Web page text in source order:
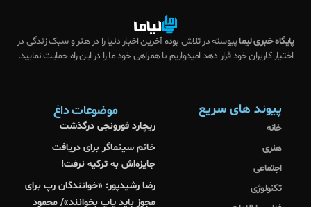
پایگاه خبری لیماپیوسته در تلاش بوده آخرین اخبار دنیا را در هنر و سبک زندگی در
اختیار کاربران خود قرار دهد امیدواریم با همراهی خود ما را در این راه حمایت نمایید.
پیوند های سریع
خانه
هنری
اجتماعی
تکنولوژی
موضوعات داغ
ریچارد فورونجی درگذشت
خانم سینماگر برای دریافت
جایزه‌اش به ترکیه نرفت!
رضا رشیدپور: «خوانندگان رپ برای
مجوز باید پاپ بخوانند»/ محمود